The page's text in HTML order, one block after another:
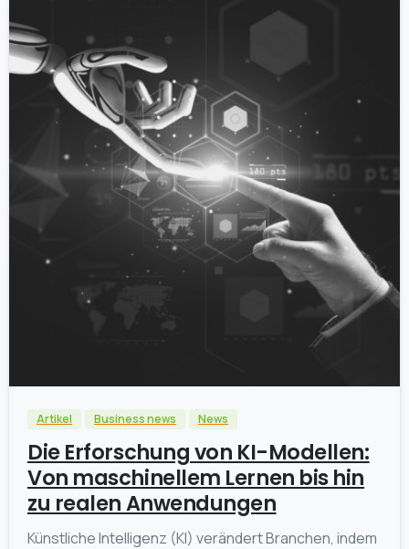
Artikel Business news News
Die Erforschung von KI-Modellen:
Von maschinellem Lernen bis hin
zu realen Anwendungen
Künstliche Intelligenz (KI) verändert Branchen, indem